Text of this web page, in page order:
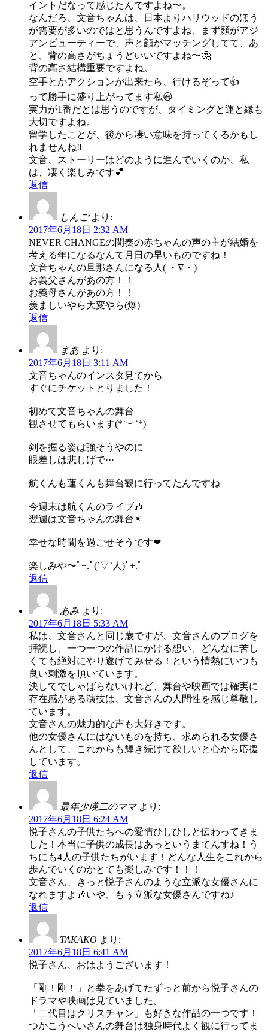
イントだなって感じたんですよね〜。
なんだろ、文音ちゃんは、日本よりハリウッドのほう
が需要が多いのではと思うんですよね、まず顔がアジ
アンビューティーで、声と顔がマッチングしてて、あ
と、背の高さがちょうどいいですよね〜🤔
背の高さ結構重要ですよね。
空手とかアクションが出来たら、行けるぞって👍
って勝手に盛り上がってます私😃
実力が1番だとは思うのですが、タイミングと運と縁も
大切ですよね。
留学したことが、後から凄い意味を持ってくるかもし
れませんね‼️
文音、ストーリーはどのように進んでいくのか、私
は、凄く楽しみです💕
返信
しんご より:
2017年6月18日 2:32 AM
NEVER CHANGEの間奏の赤ちゃんの声の主が結婚を
考える年になるなんて月日の早いものですね！
文音ちゃんの旦那さんになる人( ・∇・)
お義父さんがあの方！！
お義母さんがあの方！！
羨ましいやら大変やら(爆)
返信
まあ より:
2017年6月18日 3:11 AM
文音ちゃんのインスタ見てから
すぐにチケットとりました！
初めて文音ちゃんの舞台
観させてもらいます(*˙︶˙*)
剣を握る姿は強そうやのに
眼差しは悲しげで···
航くんも蓮くんも舞台観に行ってたんですね
今週末は航くんのライブ🎶
翌週は文音ちゃんの舞台✴
幸せな時間を過ごせそうです❤
楽しみや〜ﾟ+.ﾟ(´▽`人)ﾟ+.ﾟ
返信
あみ より:
2017年6月18日 5:33 AM
私は、文音さんと同じ歳ですが、文音さんのブログを
拝読し、一つ一つの作品にかける想い、どんなに苦し
くても絶対にやり遂げてみせる！という情熱にいつも
良い刺激を頂いています。
決してでしゃばらないけれど、舞台や映画では確実に
存在感がある演技は、文音さんの人間性を感じ尊敬し
ています。
文音さんの魅力的な声も大好きです。
他の女優さんにはないものを持ち、求められる女優さ
んとして、これからも輝き続けて欲しいと心から応援
しています。
返信
最年少瑛二のママ より:
2017年6月18日 6:24 AM
悦子さんの子供たちへの愛情ひしひしと伝わってきま
した！本当に子供の成長はあっというまてんすね！う
ちにも4人の子供たちがいます！どんな人生をこれから
歩んでいくのかとても楽しみです！！！
文音さん、きっと悦子さんのような立派な女優さんに
なれますよ🎶いや、もぅ立派な女優さんですね♪
返信
TAKAKO より:
2017年6月18日 6:41 AM
悦子さん、おはようございます！
「剛！剛！」と拳をあげてたずっと前から悦子さんの
ドラマや映画は見ていました。
「二代目はクリスチャン」も好きな作品の一つです！
つかこうへいさんの舞台は独身時代よく観に行ってま